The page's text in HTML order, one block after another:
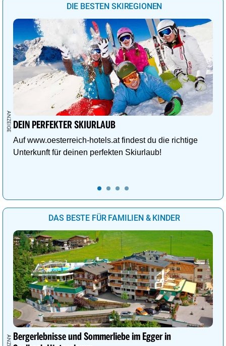
DIE BESTEN SKIREGIONEN
DEIN PERFEKTER SKIURLAUB
Auf www.oesterreich-hotels.at findest du die richtige
Unterkunft für deinen perfekten Skiurlaub!
DAS BESTE FÜR FAMILIEN & KINDER
Bergerlebnisse und Sommerliebe im Egger in